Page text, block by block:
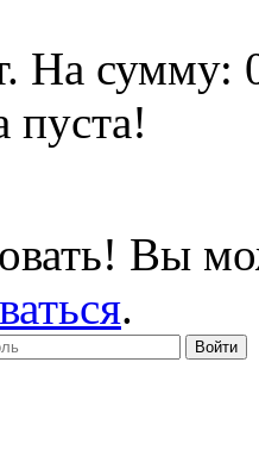
На сумму:
пуста!
Вы
.